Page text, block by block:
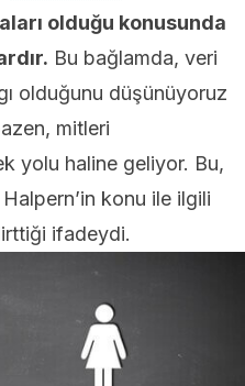
olduğu konusunda
Bu bağlamda, veri
olduğunu düşünüyoruz
mitleri
yolu haline geliyor. Bu,
konu ile ilgili
ifadeydi.